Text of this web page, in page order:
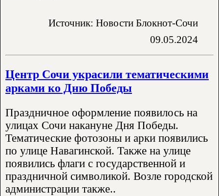
Источник: Новости Блокнот-Сочи
09.05.2024
Центр Сочи украсили тематическими
арками ко Дню Победы
Праздничное оформление появилось на
улицах Сочи накануне Дня Победы.
Тематические фотозоны и арки появились
по улице Навагинской. Также на улице
появились флаги с государственной и
праздничной символикой. Возле городской
администрации также..